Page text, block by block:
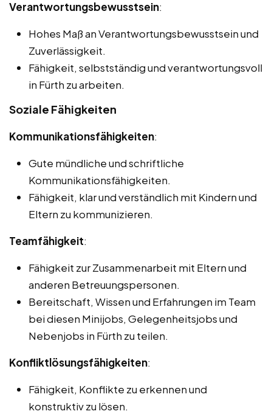
Verantwortungsbewusstsein:
Hohes Maß an Verantwortungsbewusstsein und
Zuverlässigkeit.
Fähigkeit, selbstständig und verantwortungsvoll
in Fürth zu arbeiten.
Soziale Fähigkeiten
Kommunikationsfähigkeiten:
Gute mündliche und schriftliche
Kommunikationsfähigkeiten.
Fähigkeit, klar und verständlich mit Kindern und
Eltern zu kommunizieren.
Teamfähigkeit:
Fähigkeit zur Zusammenarbeit mit Eltern und
anderen Betreuungspersonen.
Bereitschaft, Wissen und Erfahrungen im Team
bei diesen Minijobs, Gelegenheitsjobs und
Nebenjobs in Fürth zu teilen.
Konfliktlösungsfähigkeiten:
Fähigkeit, Konflikte zu erkennen und
konstruktiv zu lösen.